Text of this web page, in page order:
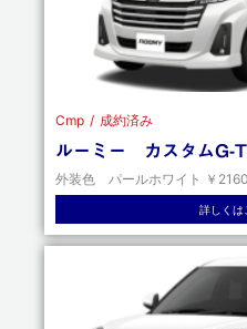
Cmp 成約済み
ルーミー カスタムG-T
外装色 パールホワイト ￥
詳しくは